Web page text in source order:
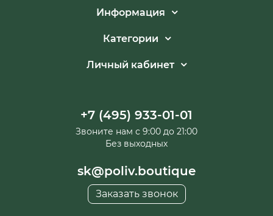
Информация
Категории
Личный кабинет
+7 (495) 933-01-01
Звоните нам с 9:00 до 21:00
Без выходных
sk@poliv.boutique
Заказать звонок